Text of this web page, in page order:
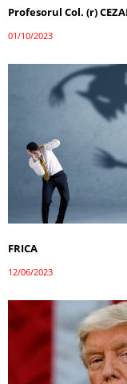
Profesorul Col. (r)
01/10/2023
FRICA
12/06/2023